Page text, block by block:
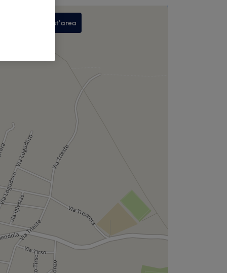
Cerca in quest'area